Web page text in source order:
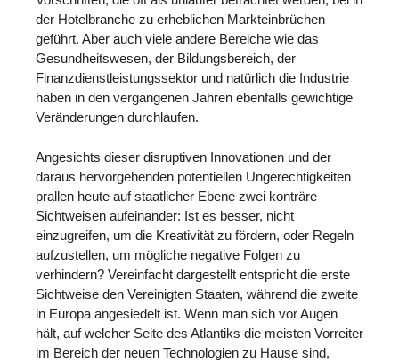
der Hotelbranche zu erheblichen Markteinbrüchen
geführt. Aber auch viele andere Bereiche wie das
Gesundheitswesen, der Bildungsbereich, der
Finanzdienstleistungssektor und natürlich die Industrie
haben in den vergangenen Jahren ebenfalls gewichtige
Veränderungen durchlaufen.
Angesichts dieser disruptiven Innovationen und der
daraus hervorgehenden potentiellen Ungerechtigkeiten
prallen heute auf staatlicher Ebene zwei konträre
Sichtweisen aufeinander: Ist es besser, nicht
einzugreifen, um die Kreativität zu fördern, oder Regeln
aufzustellen, um mögliche negative Folgen zu
verhindern? Vereinfacht dargestellt entspricht die erste
Sichtweise den Vereinigten Staaten, während die zweite
in Europa angesiedelt ist. Wenn man sich vor Augen
hält, auf welcher Seite des Atlantiks die meisten Vorreiter
im Bereich der neuen Technologien zu Hause sind,